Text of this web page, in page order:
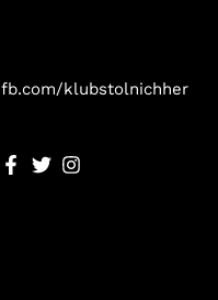
fb.com/klubstolnichher